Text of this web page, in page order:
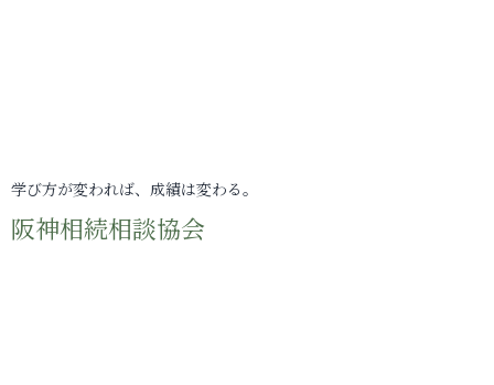
学び方が変われば、成績は変わる。
阪神相続相談協会